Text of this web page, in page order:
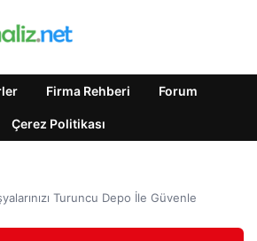
Firma Rehberi Forum
Çerez Politikası
Turuncu Depo İle Güvenle